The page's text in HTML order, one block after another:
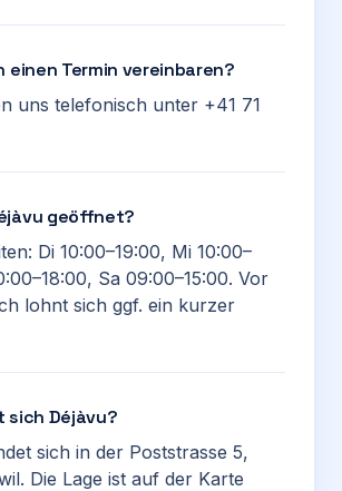
einen Termin vereinbaren?
uns telefonisch unter +41 71
geöffnet?
Di 10:00–19:00, Mi 10:00–
Sa 09:00–15:00. Vor
lohnt sich ggf. ein kurzer
sich Déjàvu?
sich in der Poststrasse 5,
Die Lage ist auf der Karte